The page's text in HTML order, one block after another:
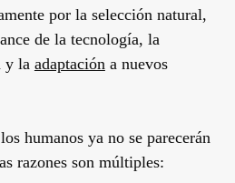
por la selección natural,
de la tecnología, la
y la adaptación a nuevos
humanos ya no se parecerán
razones son múltiples: